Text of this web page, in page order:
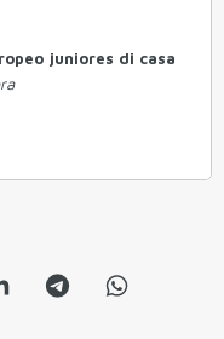
juniores di casa